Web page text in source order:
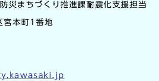
災まちづくり推進課耐震化支援担当
本町1番地